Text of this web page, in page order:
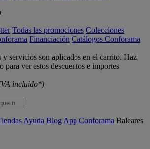
Todas las promociones Colecciones
Financiación Catálogos Conforama
y servicios son aplicados en el carrito. Haz
para ver estos descuentos e importes
incluido*)
Ayuda Blog App Conforama Baleares